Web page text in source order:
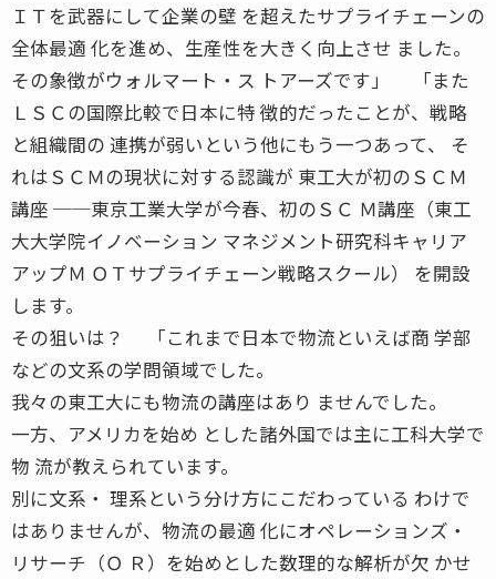
ＩＴを武器にして企業の壁 を超えたサプライチェーンの
全体最適 化を進め、生産性を大きく向上させ ました。
その象徴がウォルマート・ス トアーズです」 「また
ＬＳＣの国際比較で日本に特 徴的だったことが、戦略
と組織間の 連携が弱いという他にもう一つあって、 そ
れはＳＣＭの現状に対する認識が 東工大が初のＳＣＭ
講座 ──東京工業大学が今春、初のＳＣ Ｍ講座（東工
大大学院イノベーション マネジメント研究科キャリア
アップＭ ＯＴサプライチェーン戦略スクール） を開設
します。
その狙いは？ 「これまで日本で物流といえば商 学部
などの文系の学問領域でした。
我々の東工大にも物流の講座はあり ませんでした。
一方、アメリカを始め とした諸外国では主に工科大学で
物 流が教えられています。
別に文系・ 理系という分け方にこだわっている わけで
はありませんが、物流の最適 化にオペレーションズ・
リサーチ（Ｏ Ｒ）を始めとした数理的な解析が欠 かせ